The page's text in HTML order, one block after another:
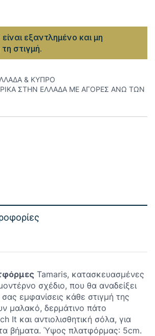
εξαντλημένο και μη
στιγμή.
& ΚΥΠΡΟ
ΣΤΗΝ ΕΛΛΑΔΑ ΜΕ ΑΓΟΡΕΣ ΑΝΩ ΤΩΝ
Tamaris, κατασκευασμένες
σχέδιο, που θα αναδείξει
σας εμφανίσεις κάθε στιγμή της
μαλακό, δερμάτινο πάτο
It και αντιολισθητική σόλα, για
βήματα. Ύψος πλατφόρμας: 5cm.